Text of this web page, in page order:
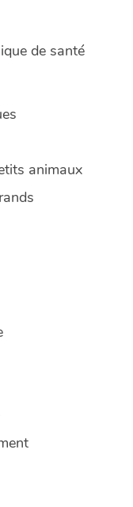
de santé
animaux